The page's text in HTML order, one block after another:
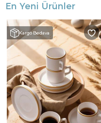
En Yeni Ürünler
Kargo Bedava